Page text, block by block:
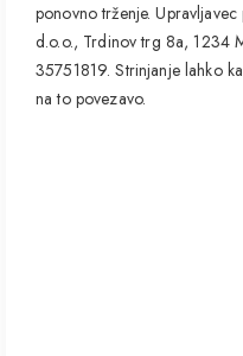
ponovno trženje.
d.o.o., Trdinov trg 8a, 1234
35751819. Strinjanje lahko
na to povezavo.